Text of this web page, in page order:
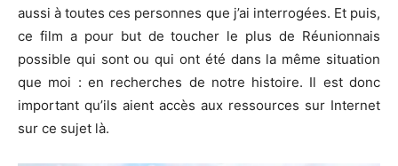
aussi à toutes ces personnes que j’ai interrogées. Et puis,
ce film a pour but de toucher le plus de Réunionnais
possible qui sont ou qui ont été dans la même situation
que moi : en recherches de notre histoire. Il est donc
important qu’ils aient accès aux ressources sur Internet
sur ce sujet là.